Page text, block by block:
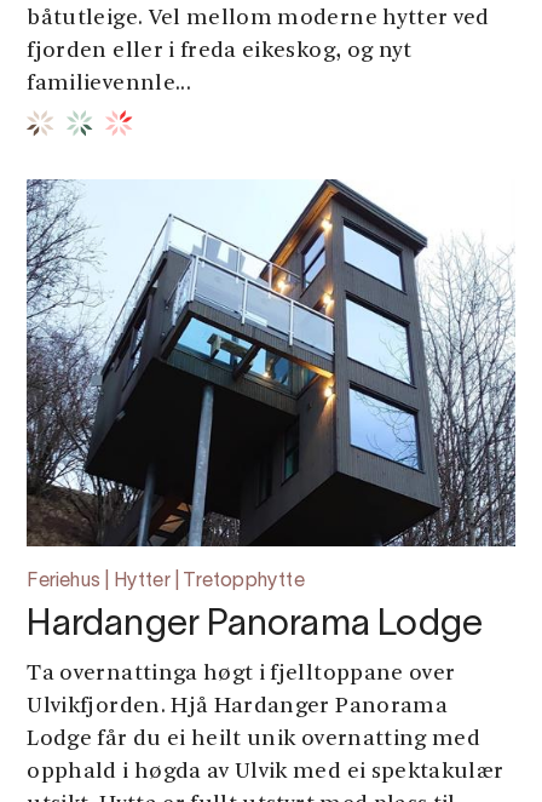
båtutleige. Vel mellom moderne hytter ved
fjorden eller i freda eikeskog, og nyt
familievennle...
Feriehus | Hytter | Tretopphytte
Hardanger Panorama Lodge
Ta overnattinga høgt i fjelltoppane over
Ulvikfjorden. Hjå Hardanger Panorama
Lodge får du ei heilt unik overnatting med
opphald i høgda av Ulvik med ei spektakulær